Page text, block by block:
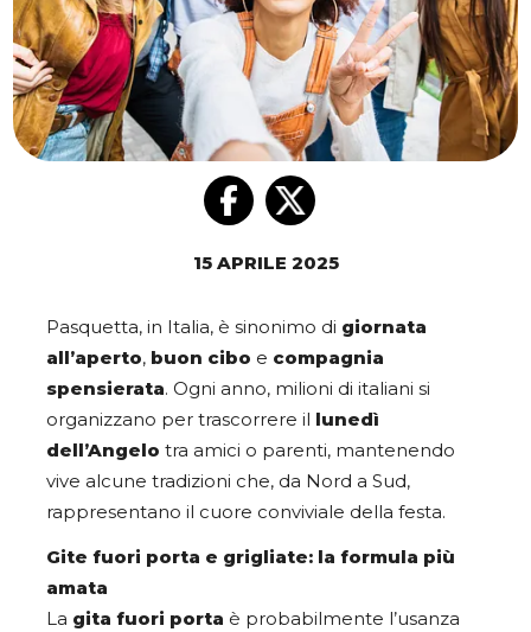
15 APRILE 2025
Pasquetta, in Italia, è sinonimo di giornata
all’aperto, buon cibo e compagnia
spensierata. Ogni anno, milioni di italiani si
organizzano per trascorrere il
lunedì
dell’Angelo tra amici o parenti, mantenendo
vive alcune tradizioni che, da Nord a Sud,
rappresentano il cuore conviviale della festa.
Gite fuori porta e grigliate: la formula più
amata
La gita fuori porta è probabilmente l’usanza